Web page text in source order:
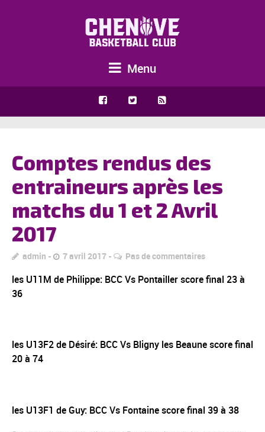
Menu
Comptes rendus des
entraineurs après les
matchs du 1 et 2 Avril
2017
admin 7 avril 2017 Pas de commentaires
les U11M de Philippe: BCC Vs Pontailler score final 23 à
36
les U13F2 de Désiré: BCC Vs Bligny les Beaune score final
20 à 74
les U13F1 de Guy: BCC Vs Fontaine score final 39 à 38